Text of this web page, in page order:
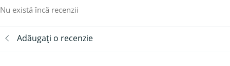
Nu există încă recenzii
Adăugați o recenzie